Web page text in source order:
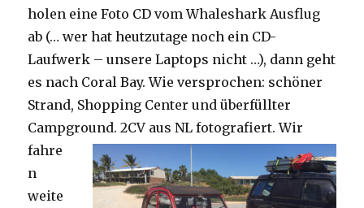
holen eine Foto CD vom Whaleshark Ausflug
ab (… wer hat heutzutage noch ein CD-
Laufwerk – unsere Laptops nicht …), dann geht
es nach Coral Bay. Wie versprochen: schöner
Strand, Shopping Center und überfüllter
Campground.2CV aus NL fotografiert. Wir
fahre
n
weite